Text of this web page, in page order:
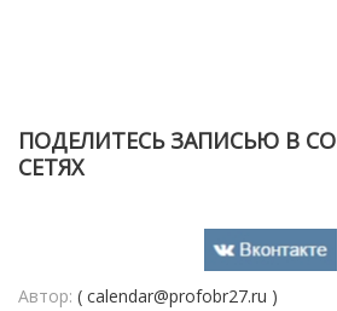
ПОДЕЛИТЕСЬ ЗАПИСЬЮ В
СЕТЯХ
Автор: ( calendar@profobr27.ru )